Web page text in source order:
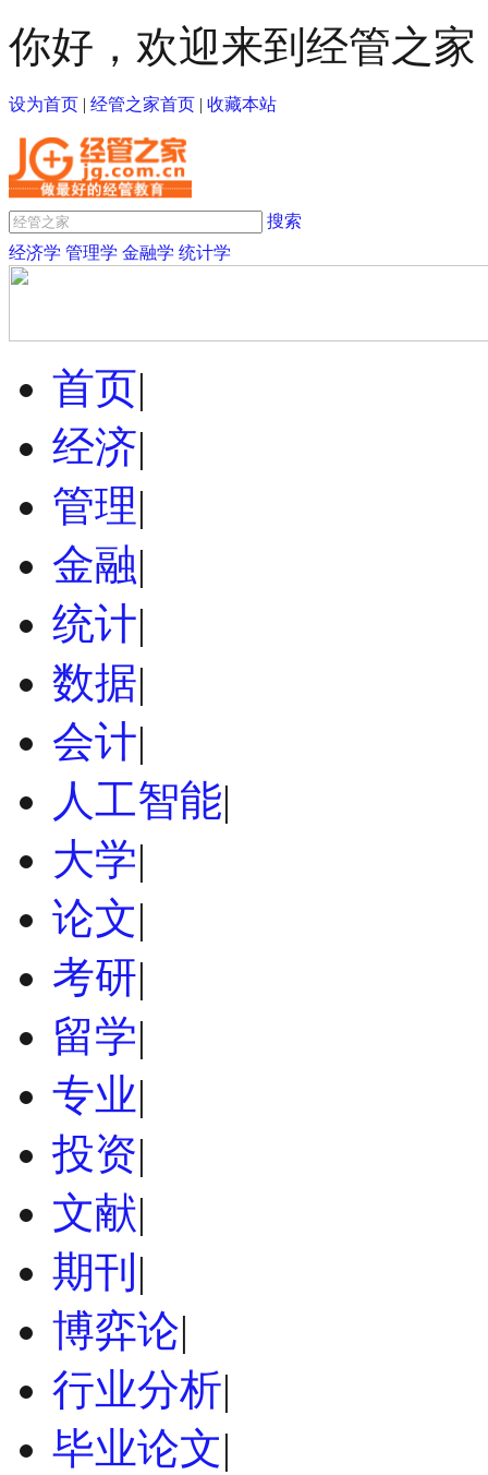
你好，欢迎来到经管之家
设为首页 | 经管之家首页 | 收藏本站
搜索
经济学 管理学 金融学 统计学
首页|
经济|
管理|
金融|
统计|
数据|
会计|
人工智能|
大学|
论文|
考研|
留学|
专业|
投资|
文献|
期刊 |
博弈论|
行业分析|
毕业论文|